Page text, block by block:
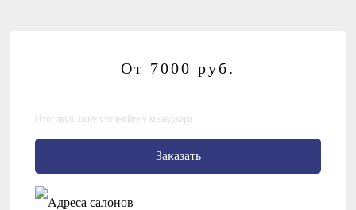
От 7000 руб.
Итоговую цену уточняйте у менеджера
Заказать
Адреса салонов